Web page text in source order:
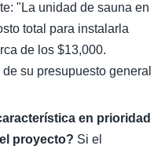
"La unidad de sauna en
total para instalarla
de los $13,000.
su presupuesto general
en prioridad
proyecto? Si el